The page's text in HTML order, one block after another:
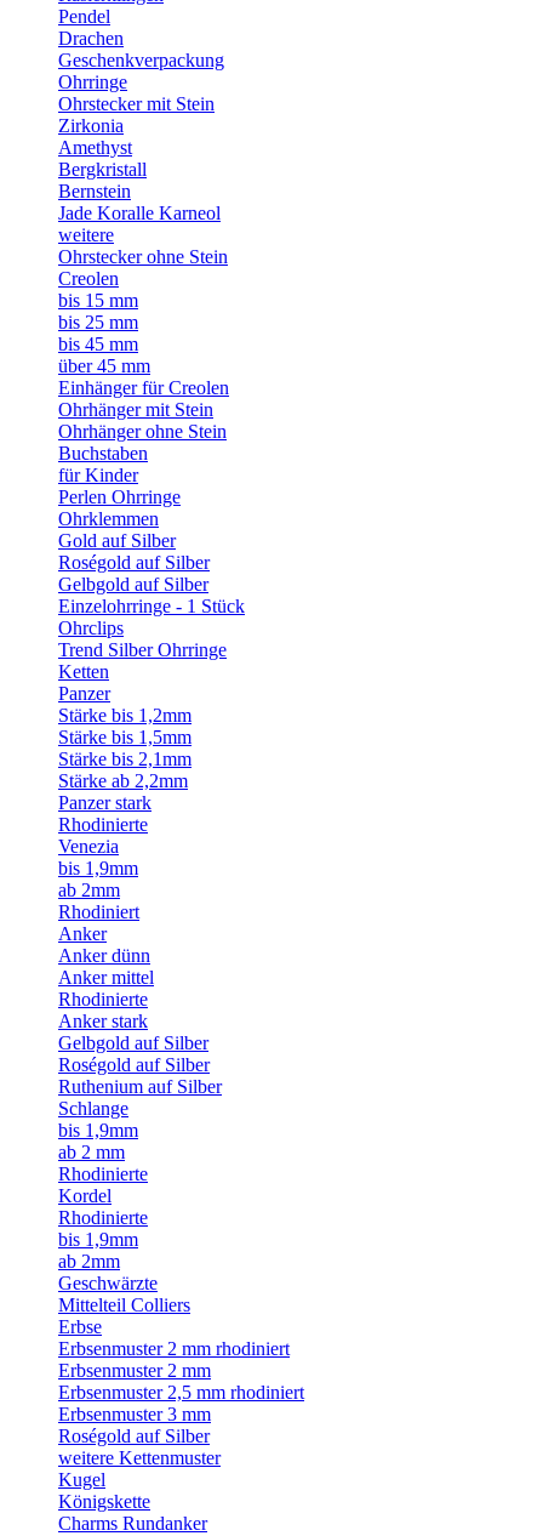
Pendel
Drachen
Geschenkverpackung
Ohrringe
Ohrstecker mit Stein
Zirkonia
Amethyst
Bergkristall
Bernstein
Jade Koralle Karneol
weitere
Ohrstecker ohne Stein
Creolen
bis 15 mm
bis 25 mm
bis 45 mm
über 45 mm
Einhänger für Creolen
Ohrhänger mit Stein
Ohrhänger ohne Stein
Buchstaben
für Kinder
Perlen Ohrringe
Ohrklemmen
Gold auf Silber
Roségold auf Silber
Gelbgold auf Silber
Einzelohrringe - 1 Stück
Ohrclips
Trend Silber Ohrringe
Ketten
Panzer
Stärke bis 1,2mm
Stärke bis 1,5mm
Stärke bis 2,1mm
Stärke ab 2,2mm
Panzer stark
Rhodinierte
Venezia
bis 1,9mm
ab 2mm
Rhodiniert
Anker
Anker dünn
Anker mittel
Rhodinierte
Anker stark
Gelbgold auf Silber
Roségold auf Silber
Ruthenium auf Silber
Schlange
bis 1,9mm
ab 2 mm
Rhodinierte
Kordel
Rhodinierte
bis 1,9mm
ab 2mm
Geschwärzte
Mittelteil Colliers
Erbse
Erbsenmuster 2 mm rhodiniert
Erbsenmuster 2 mm
Erbsenmuster 2,5 mm rhodiniert
Erbsenmuster 3 mm
Roségold auf Silber
weitere Kettenmuster
Kugel
Königskette
Charms Rundanker